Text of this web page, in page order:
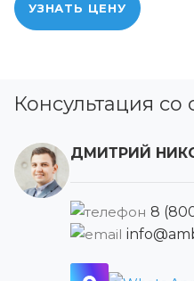
УЗНАТЬ ЦЕНУ
Консультация со
ДМИТРИЙ
8